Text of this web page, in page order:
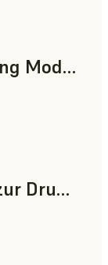
Fast Model Thermoforming Model
Fast Model Resin Lineal zur Druckzeitmessung